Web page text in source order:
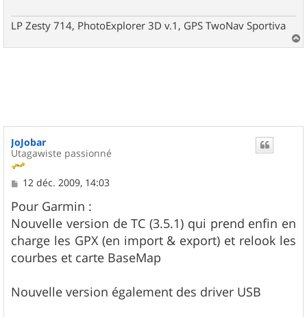
LP Zesty 714, PhotoExplorer 3D v.1, GPS TwoNav Sportiva
a
JoJobar
Utagawiste passionné
M
s
s
a
g
e
12 déc. 2009, 14:03
Pour Garmin :
Nouvelle version de TC (3.5.1) qui prend enfin en
charge les GPX (en import & export) et relook les
courbes et carte BaseMap
Nouvelle version également des driver USB